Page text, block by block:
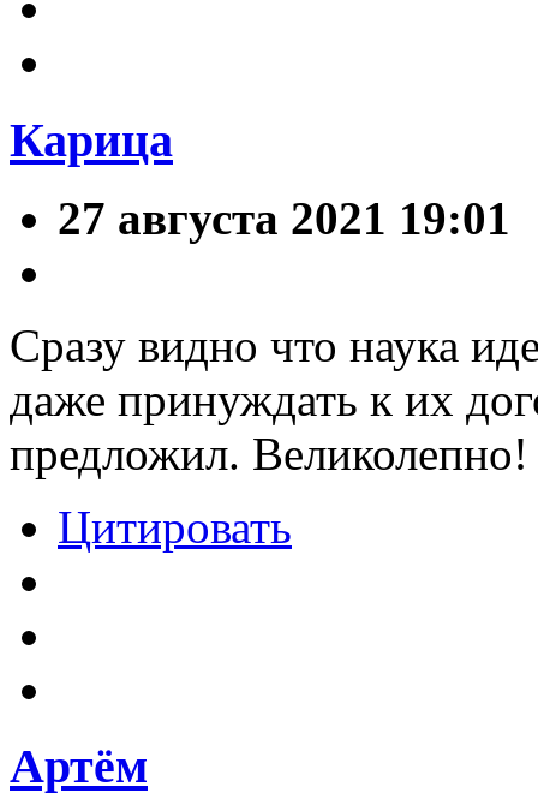
Карица
27 августа 2021 19:01
Сразу видно что наука
даже принуждать к их
предложил. Великолепно!
Цитировать
Артём